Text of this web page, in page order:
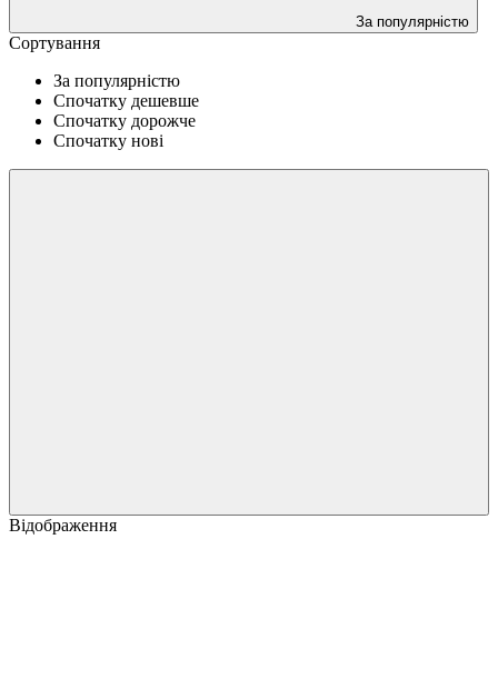
За популярністю
Сортування
За популярністю
Спочатку дешевше
Спочатку дорожче
Спочатку нові
Відображення